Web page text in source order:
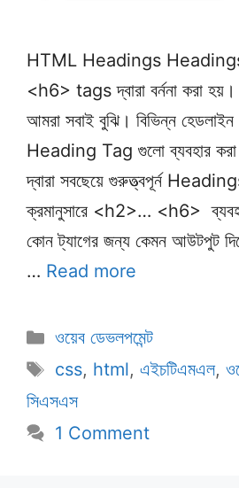
HTML Headings
<h6> tags দ্বারা বর্ননা করা
আমরা সবাই বুঝি। বিভিন্ন
Heading Tag গুলো ব্যবহার
দ্বারা সবছেয়ে গুরুত্ত্বপূর্ন
ক্রমানুসারে <h2>… <h6>
কোন ট্যাগের জন্য কেমন আউটপুট
… Read more
Categories
ওয়েব ডেভলপমেন্ট
Tags
css, html, এইচটিএমএল,
সিএসএস
1 Comment